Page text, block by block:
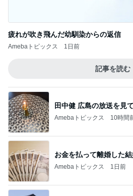
疲れが吹き飛んだ幼馴染からの返信
Amebaトピックス 1日前
記事を読む
田中健 広島の放送を見
Amebaトピックス 10時間
お金を払って離婚した
Amebaトピックス 1日前